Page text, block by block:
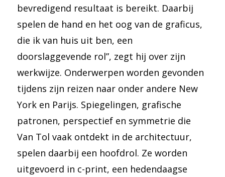
bevredigend resultaat is bereikt. Daarbij
spelen de hand en het oog van de graficus,
die ik van huis uit ben, een
doorslaggevende rol”, zegt hij over zijn
werkwijze. Onderwerpen worden gevonden
tijdens zijn reizen naar onder andere New
York en Parijs. Spiegelingen, grafische
patronen, perspectief en symmetrie die
Van Tol vaak ontdekt in de architectuur,
spelen daarbij een hoofdrol. Ze worden
uitgevoerd in c-print, een hedendaagse